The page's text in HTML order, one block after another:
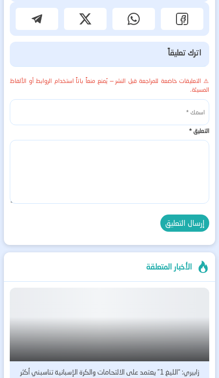
اترك تعليقاً
⚠️ التعليقات خاضعة للمراجعة قبل النشر — يُمنع منعاً باتاً استخدام الروابط أو الألفاظ
المسيئة.
التعليق*
الأخبار المتعلقة
زابيري: “الليغ 1” يعتمد على الالتحامات والكرة الإسبانية تناسبني أكثر